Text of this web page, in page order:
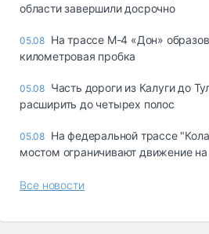
области завершили досрочно
05.08 На трассе М-4 «Дон»
километровая пробка
05.08 Часть дороги из Калуги до
расширить до четырех полос
05.08 На федеральной трассе
мостом ограничивают движение
Все новости